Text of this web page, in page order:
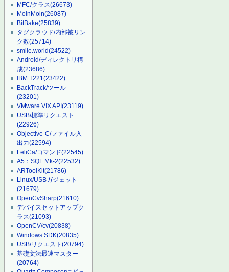
MFC/クラス(26673)
MoinMoin(26087)
BitBake(25839)
タグクラウド/内部被リン
ク数(25714)
smile.world(24522)
Android/ディレクトリ構
成(23686)
IBM T221(23422)
BackTrack/ツール
(23201)
VMware VIX API(23119)
USB/標準リクエスト
(22926)
Objective-C/ファイル入
出力(22594)
FeliCa/コマンド(22545)
A5：SQL Mk-2(22532)
ARToolKit(21786)
Linux/USBガジェット
(21679)
OpenCvSharp(21610)
デバイスセットアップク
ラス(21093)
OpenCV/cv(20838)
Windows SDK(20835)
USB/リクエスト(20794)
基礎文法最速マスター
(20764)